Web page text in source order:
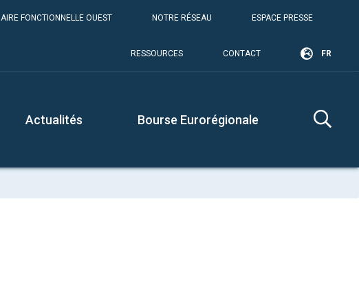
AIRE FONCTIONNELLE OUEST NOTRE RÉSEAU ESPACE PRESSE
RESSOURCES CONTACT FR
Actualités Bourse Eurorégionale